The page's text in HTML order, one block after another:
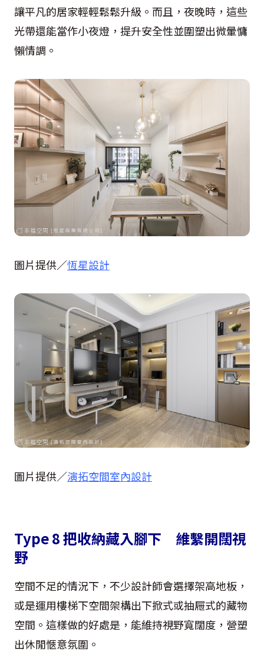
讓平凡的居家輕輕鬆鬆升級。而且，夜晚時，這些
光帶還能當作小夜燈，提升安全性並圍塑出微暈慵
懶情調。
圖片提供／恆星設計
圖片提供／演拓空間室內設計
Type 8 把收納藏入腳下 維繫開闊視
野
空間不足的情況下，不少設計師會選擇架高地板，
或是運用樓梯下空間架構出下掀式或抽屜式的藏物
空間。這樣做的好處是，能維持視野寬闊度，營塑
出休閒愜意氛圍。